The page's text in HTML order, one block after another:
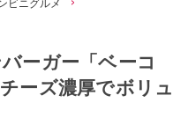
ビニグルメ
ーガー「ベーコ
ーズ濃厚でボリュ